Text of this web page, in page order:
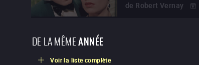
de Robert Vernay
DE LA MÊMEANNÉE
Voir la liste complète